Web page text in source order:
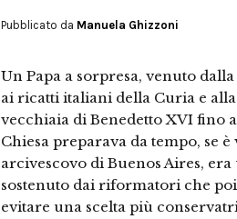
Pubblicato da Manuela Ghizzoni
Un Papa a sorpresa, venuto
ai ricatti italiani della Curia e
vecchiaia di Benedetto XVI fino
Chiesa preparava da tempo, se
arcivescovo di Buenos Aires,
sostenuto dai riformatori che
evitare una scelta più